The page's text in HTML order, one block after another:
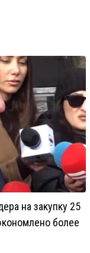
на закупку 25
более